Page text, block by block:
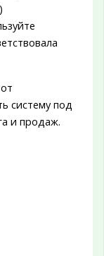
систему под
и продаж.